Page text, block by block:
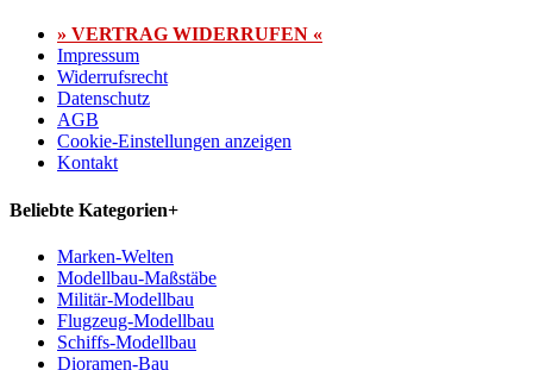
» VERTRAG WIDERRUFEN «
Impressum
Widerrufsrecht
Datenschutz
AGB
Cookie-Einstellungen anzeigen
Kontakt
Beliebte Kategorien+
Marken-Welten
Modellbau-Maßstäbe
Militär-Modellbau
Flugzeug-Modellbau
Schiffs-Modellbau
Dioramen-Bau